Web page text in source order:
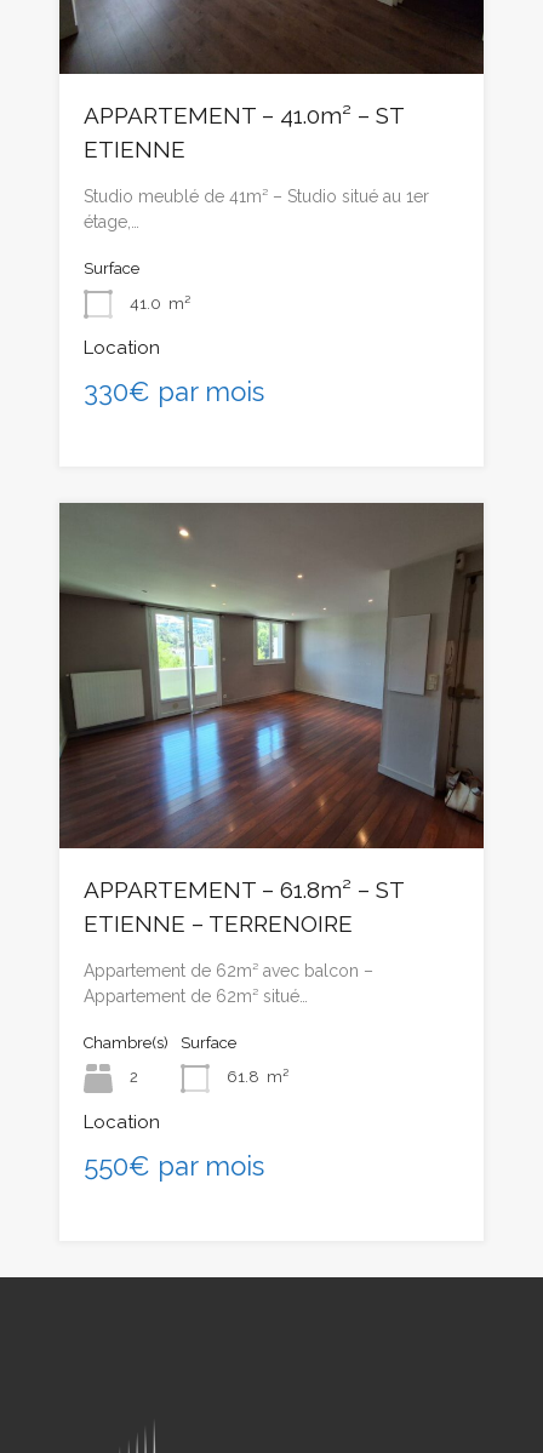
APPARTEMENT – 41.0m² – ST
ETIENNE
Studio meublé de 41m² – Studio situé au 1er
étage,…
Surface
41.0 m²
Location
330€ par mois
APPARTEMENT – 61.8m² – ST
ETIENNE – TERRENOIRE
Appartement de 62m² avec balcon –
Appartement de 62m² situé…
Chambre(s)
2
Surface
61.8 m²
Location
550€ par mois